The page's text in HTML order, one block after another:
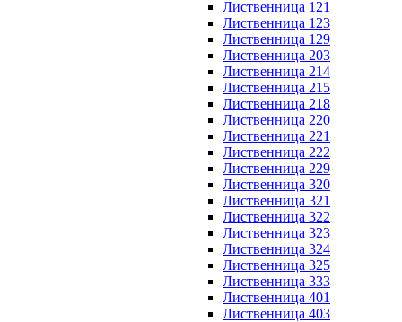
Лиственница 121
Лиственница 123
Лиственница 129
Лиственница 203
Лиственница 214
Лиственница 215
Лиственница 218
Лиственница 220
Лиственница 221
Лиственница 222
Лиственница 229
Лиственница 320
Лиственница 321
Лиственница 322
Лиственница 323
Лиственница 324
Лиственница 325
Лиственница 333
Лиственница 401
Лиственница 403